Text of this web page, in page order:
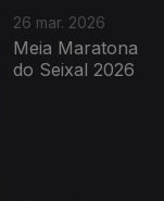
26 mar. 2026
Meia Maratona
do Seixal 2026